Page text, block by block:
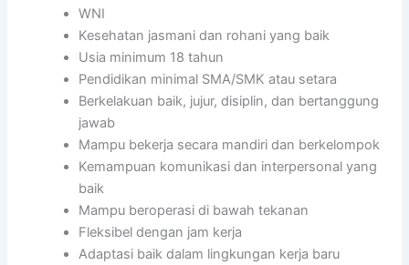
WNI
Kesehatan jasmani dan rohani yang baik
Usia minimum 18 tahun
Pendidikan minimal SMA/SMK atau setara
Berkelakuan baik, jujur, disiplin, dan bertanggung
jawab
Mampu bekerja secara mandiri dan berkelompok
Kemampuan komunikasi dan interpersonal yang
baik
Mampu beroperasi di bawah tekanan
Fleksibel dengan jam kerja
Adaptasi baik dalam lingkungan kerja baru